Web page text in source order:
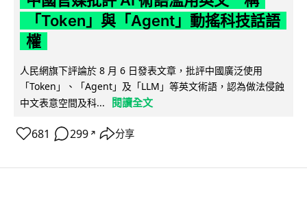
「Token」與「Agent」動搖科技話語
權
人民網旗下評論於 8 月 6 日發表文章，批評中國廣泛使用
「Token」、「Agent」及「LLM」等英文術語，認為做法侵蝕
中文表意空間及科...
閱讀全文
681 299 ↗ 分享